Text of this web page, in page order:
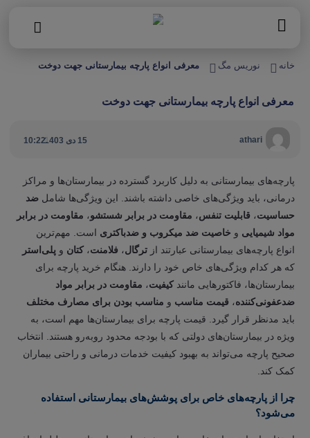
خانه نوریس مگ معرفی انواع پارچه بیمارستانی جهت دوخت
معرفی انواع پارچه بیمارستانی جهت دوخت
athari 15 دی 1403 |
10:22
پارچه‌های بیمارستانی به دلیل کاربرد گسترده در بیمارستان‌ها و مراکز
درمانی، باید ویژگی‌های خاصی داشته باشند. این ویژگی‌ها شامل ضد
حساسیت، قابلیت تنفس، مقاومت در برابر شستشو، مقاومت در برابر
مواد شیمیایی و خاصیت ضد میکروب و ضدباکتری است. مهم‌ترین
انواع پارچه‌های بیمارستانی عبارتند از ترگال، فلامنت،کتان و پلی‌استر
که هر کدام ویژگی‌های خاص خود را دارند. هنگام خرید پارچه برای
بیمارستان‌ها، فاکتورهایی مانندکیفیت، مقاومت در برابر مواد
ضدعفونی‌کننده، قیمت مناسب و مناسب بودن برای مصارف مختلف
باید مدنظر قرار گیرد. قیمت پارچه برای بیمارستان‌ها مهم است، به
ویژه در بیمارستان‌های دولتی که با بودجه محدود روبه‌رو هستند. انتخاب
صحیح پارچه می‌تواند به بهبود کیفیت خدمات درمانی و راحتی بیماران
کمک کند.
چرا از پارچه‌های خاص برای پوشش‌های بیمارستانی استفاده
می‌شود؟